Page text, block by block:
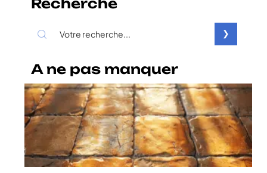
Recherche
A ne pas manquer